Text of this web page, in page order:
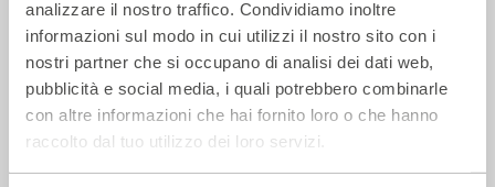
analizzare il nostro traffico. Condividiamo inoltre
informazioni sul modo in cui utilizzi il nostro sito con i
nostri partner che si occupano di analisi dei dati web,
pubblicità e social media, i quali potrebbero combinarle
con altre informazioni che hai fornito loro o che hanno
raccolto dal tuo utilizzo dei loro servizi.
La Repubblica – In scena gli eroi di
strada secondo Raffaele Viviani
14 Luglio 2026